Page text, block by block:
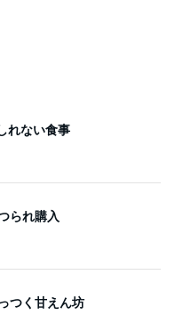
れない食事
られ購入
つく甘えん坊